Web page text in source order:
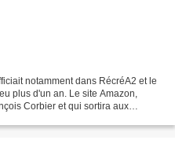
notamment dans RécréA2 et le
plus d'un an. Le site Amazon,
Corbier et qui sortira aux